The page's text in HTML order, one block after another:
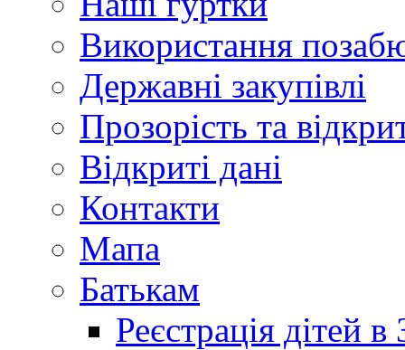
Використання
Державні закупівлі
Прозорість та
Відкриті дані
Контакти
Мапа
Батькам
Реєстрація дітей